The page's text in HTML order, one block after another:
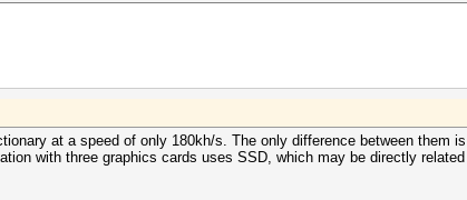
at a speed of only 180kh/s. The only difference between them
with three graphics cards uses SSD, which may be directly